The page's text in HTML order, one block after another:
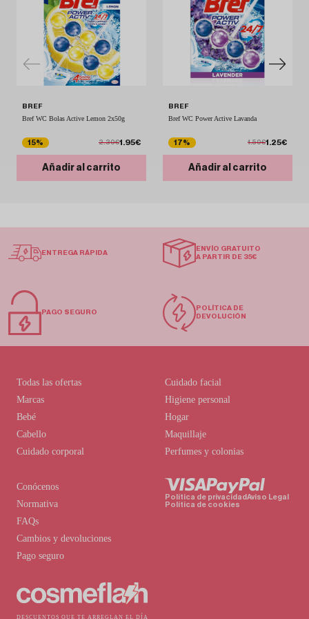
BREF
Bref WC Bolas Active Lemon 2x50g
15% 2.30€1.95€
Añadir al carrito
BREF
Bref WC Power Active Lavanda
17% 1.50€1.25€
Añadir al carrito
ENTREGA RÁPIDA
ENVÍO GRATUITO
A PARTIR DE 35€
PAGO SEGURO
POLÍTICA DE
DEVOLUCIÓN
DESCUENTOS QUE TE ARREGLAN EL DÍA
Conócenos
Normativa
FAQs
Cambios y devoluciones
Pago seguro
Todas las ofertas
Marcas
Bebé
Cabello
Cuidado corporal
Cuidado facial
Higiene personal
Hogar
Maquillaje
Perfumes y colonias
Política de privacidadAviso Legal
Política de cookies